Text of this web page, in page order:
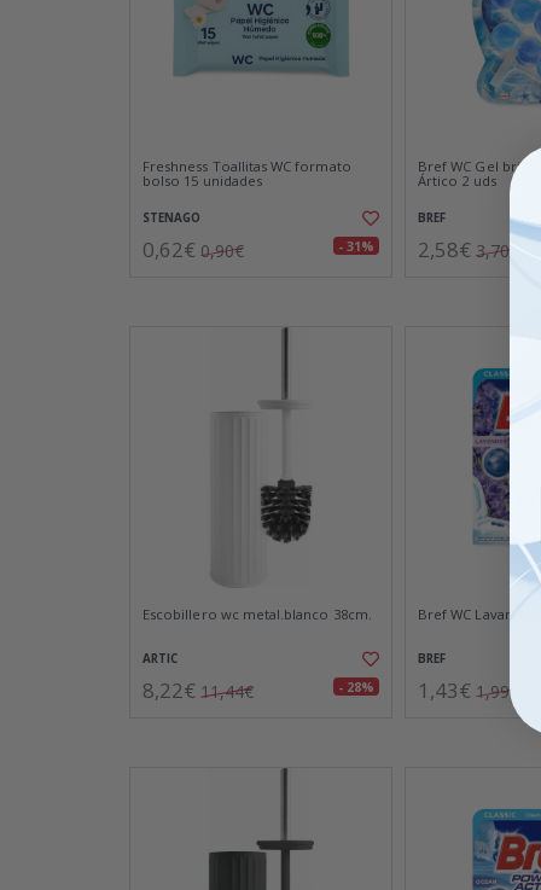
Freshness Toallitas WC formato
bolso 15 unidades
STENAGO
0,62€ 0,90€ - 31%
Bref WC Gel
Ártico 2 uds
BREF
2,58€ 3,70€
Escobillero wc metal.blanco 38cm.
ARTIC
8,22€ 11,44€ - 28%
Bref WC Lavanda 1
BREF
1,43€ 1,99€